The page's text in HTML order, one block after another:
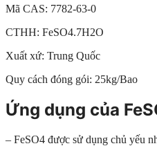
Mã CAS: 7782-63-0
CTHH: FeSO4.7H2O
Xuất xứ: Trung Quốc
Quy cách đóng gói: 25kg/Bao
Ứng dụng của
– FeSO4 được sử dụng chủ yếu